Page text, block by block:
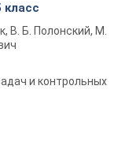
В. Б. Полонский, М.
и контрольных